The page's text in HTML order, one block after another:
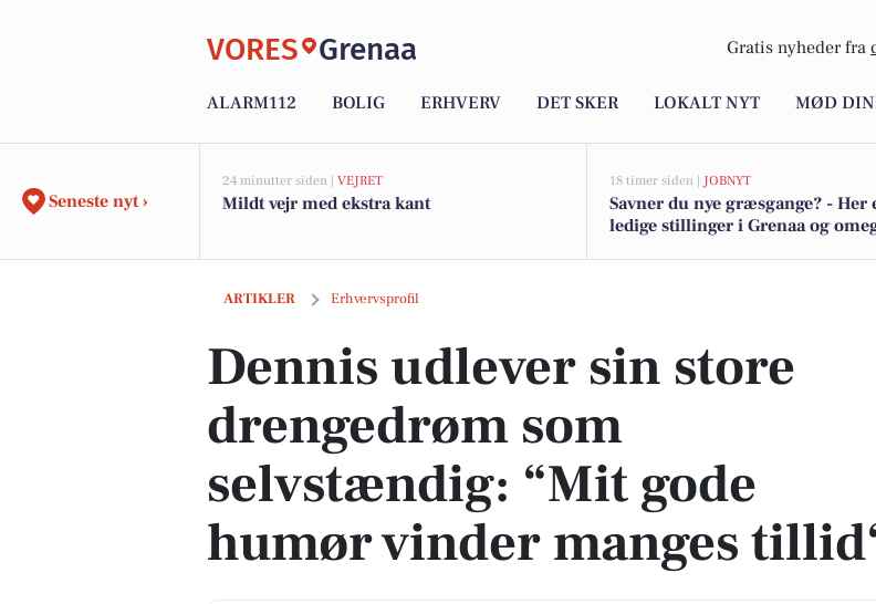
VORES Grenaa Gratis nyheder fra
ALARM112 BOLIG ERHVERV DET SKER LOKALT NYT MØD
Seneste nyt ›
24 minutter siden | VEJRET
Mildt vejr med ekstra kant
18 timer siden | JOBNYT
Savner du nye græsgange? - Her
ledige stillinger i Grenaa og
ARTIKLER Erhvervsprofil
Dennis udlever sin store drengedrøm som selvstændig: “Mit gode humør vinder manges tillid“
Dennis udlever sin store
drengedrøm som
selvstændig: “Mit gode
humør vinder manges